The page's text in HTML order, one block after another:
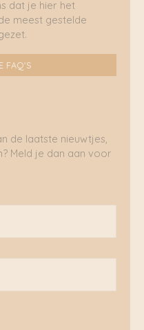
dat je hier het
meest gestelde
FAQ'S
de laatste nieuwtjes,
Meld je dan aan voor